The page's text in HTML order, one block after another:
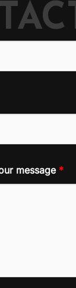
message *